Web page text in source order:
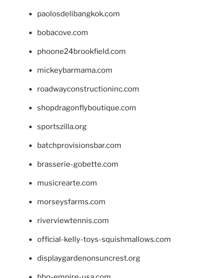
paolosdelibangkok.com
bobacove.com
phoone24brookfield.com
mickeybarmama.com
roadwayconstructioninc.com
shopdragonflyboutique.com
sportszilla.org
batchprovisionsbar.com
brasserie-gobette.com
musicrearte.com
morseysfarms.com
riverviewtennis.com
official-kelly-toys-squishmallows.com
displaygardenonsuncrest.org